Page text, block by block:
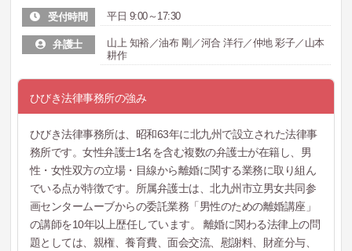
受付時間 平日 9:00～17:30
弁護士
山上 知裕／油布 剛／河合 洋行／仲地 彩子／山本
耕作
ひびき法律事務所の強み
ひびき法律事務所は、昭和63年に北九州で設立された法律事
務所です。女性弁護士1名を含む複数の弁護士が在籍し、男
性・女性双方の立場・目線から離婚に関する業務に取り組ん
でいる点が特徴です。所属弁護士は、北九州市立男女共同参
画センタームーブからの委託業務「男性のための離婚講座」
の講師を10年以上歴任しています。 離婚に関わる法律上の問
題としては、親権、養育費、面会交流、慰謝料、財産分与、